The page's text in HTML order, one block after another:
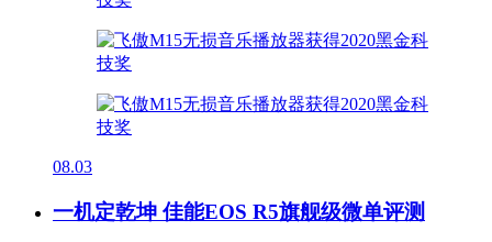
08.03
一机定乾坤 佳能EOS R5旗舰级微单评测